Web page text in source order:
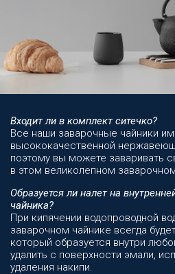
Входит ли в комплект ситечко?
Все наши заварочные чайники
высококачественной
поэтому вы можете заваривать
в этом великолепном
Образуется ли налет на
чайника?
При кипячении водопроводной
заварочном чайнике всегда
который образуется внутри
удалить с поверхности эмали,
удаления накипи.